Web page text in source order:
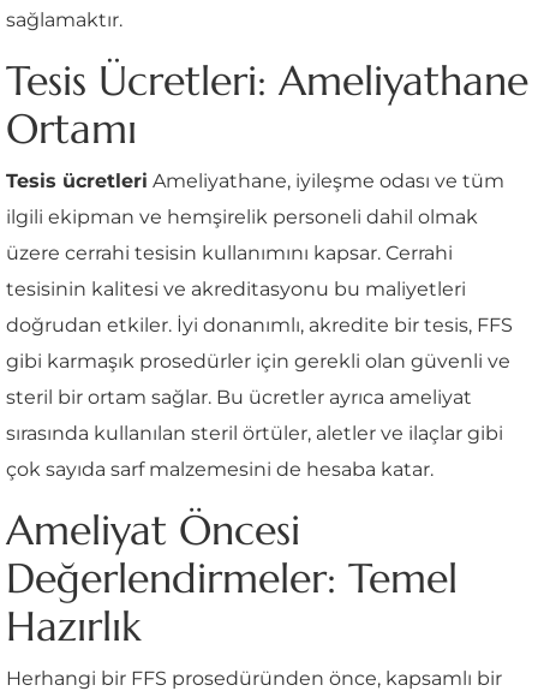
sağlamaktır.
Tesis Ücretleri: Ameliyathane
Ortamı
Tesis ücretleri Ameliyathane, iyileşme odası ve tüm
ilgili ekipman ve hemşirelik personeli dahil olmak
üzere cerrahi tesisin kullanımını kapsar. Cerrahi
tesisinin kalitesi ve akreditasyonu bu maliyetleri
doğrudan etkiler. İyi donanımlı, akredite bir tesis, FFS
gibi karmaşık prosedürler için gerekli olan güvenli ve
steril bir ortam sağlar. Bu ücretler ayrıca ameliyat
sırasında kullanılan steril örtüler, aletler ve ilaçlar gibi
çok sayıda sarf malzemesini de hesaba katar.
Ameliyat Öncesi
Değerlendirmeler: Temel
Hazırlık
Herhangi bir FFS prosedüründen önce, kapsamlı bir